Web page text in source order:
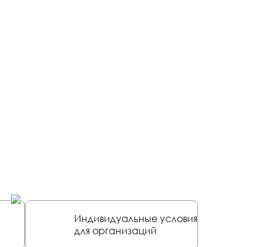
Индивидуальные условия
для организаций